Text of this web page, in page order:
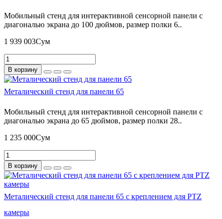
Мобильный стенд для интерактивной сенсорной панели с
диагональю экрана до 100 дюймов, размер полки 6..
1 939 003Сум
В корзину
Металический стенд для панели 65
Мобильный стенд для интерактивной сенсорной панели с
диагональю экрана до 65 дюймов, размер полки 28..
1 235 000Сум
В корзину
Металический стенд для панели 65 с креплением для PTZ
камеры